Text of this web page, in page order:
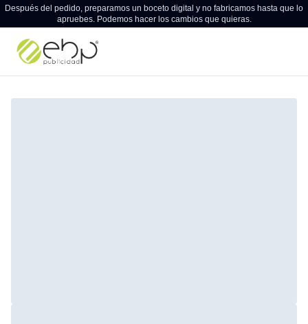
Después del pedido, preparamos un boceto digital y no fabricamos hasta que lo
apruebes. Podemos hacer los cambios que quieras.